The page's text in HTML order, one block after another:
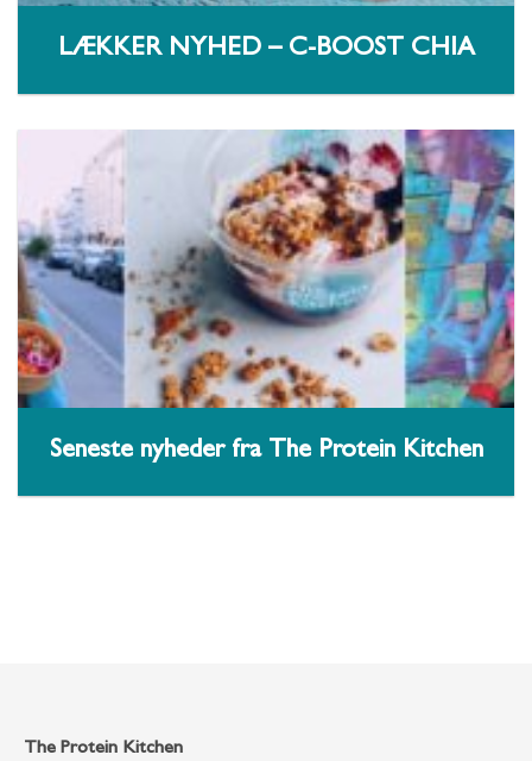
LÆKKER NYHED – C-BOOST CHIA
Seneste nyheder fra The Protein Kitchen
The Protein Kitchen